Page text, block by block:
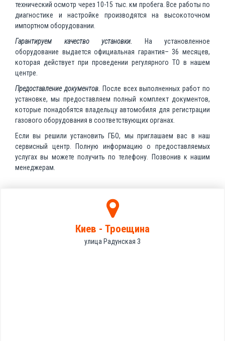
технический осмотр через 10-15 тыс. км пробега. Все работы по
диагностике и настройке производятся на высокоточном
импортном оборудовании.
Гарантируем качество установки. На установленное
оборудование выдается официальная гарантия– 36 месяцев,
которая действует при проведении регулярного ТО в нашем
центре.
Предоставление документов. После всех выполненных работ по
установке, мы предоставляем полный комплект документов,
которые понадобятся владельцу автомобиля для регистрации
газового оборудования в соответствующих органах.
Если вы решили установить ГБО, мы приглашаем вас в наш
сервисный центр. Полную информацию о предоставляемых
услугах вы можете получить по телефону. Позвонив к нашим
менеджерам.
Киев - Троещина
улица Радунская 3